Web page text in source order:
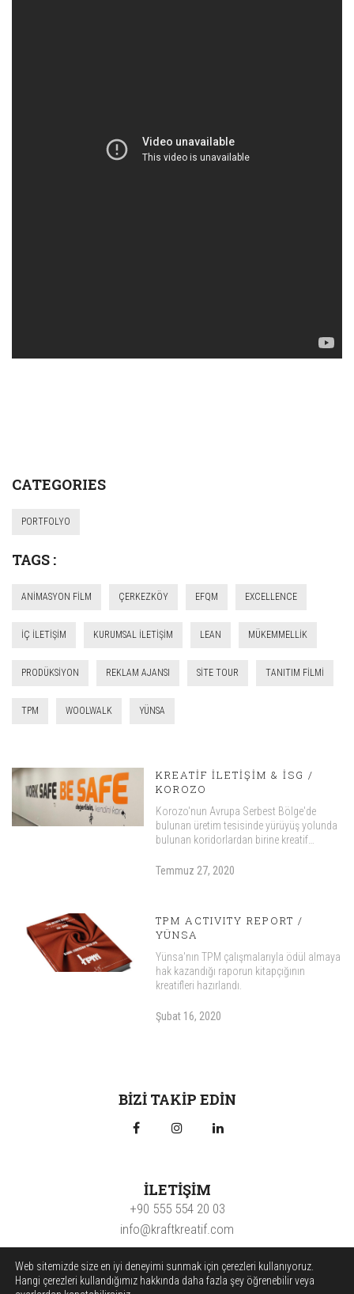
CATEGORIES
PORTFOLYO
TAGS :
ANIMASYON FILM ÇERKEZKÖY EFQM EXCELLENCE
IÇ ILETIŞIM KURUMSAL ILETIŞIM LEAN MÜKEMMELLIK
PRODÜKSIYON REKLAM AJANSI SITE TOUR TANITIM FILMI
TPM WOOLWALK YÜNSA
KREATIF İLETIŞIM & İSG /
KOROZO
Korozo'nun Avrupa Serbest Bölge'de
bulunan üretim tesisinde yürüyüş yolunda
bulunan koridorlardan birine kreatif…
Temmuz 27, 2020
TPM ACTIVITY REPORT /
YÜNSA
Yünsa'nın TPM çalışmalarıyla ödül almaya
hak kazandığı raporun kitapçığının
kreatifleri hazırlandı.
Şubat 16, 2020
BIZI TAKIP EDIN
İLETIŞIM
+90 555 554 20 03
info@kraftkreatif.com
Web sitemizde size en iyi deneyimi sunmak için çerezleri kullanıyoruz.
Hangi çerezleri kullandığımız hakkında daha fazla şey öğrenebilir veya